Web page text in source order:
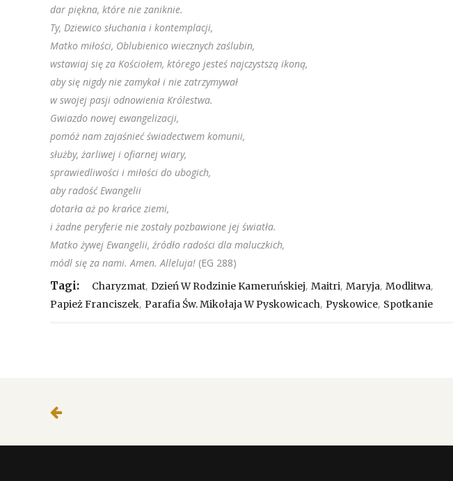
dar piękna, które nie zaniknie.
Ty, Dziewico słuchania i kontemplacji,
Matko miłości, Oblubienico wiecznych zaślubin,
wstawiaj się za Kościołem, którego jesteś najczystszą ikoną,
aby się nigdy nie zamykał i nie zatrzymywał
w swojej pasji odnowienia Królestwa.
Gwiazdo nowej ewangelizacji,
pomóż nam zajaśnieć świadectwem komunii,
służby, żarliwej i ofiarnej wiary,
sprawiedliwości i miłości do ubogich,
aby radość Ewangelii
dotarła aż po krańce ziemi,
i żadne peryferie nie zostały pozbawione jej światła.
Matko żywej Ewangelii, źródło radości dla maluczkich,
módl się za nami. Amen. Alleluja! (EG 288)
Tagi:
Charyzmat, Dzień W Rodzinie Kameruńskiej, Maitri, Maryja, Modlitwa,
Papież Franciszek, Parafia Św. Mikołaja W Pyskowicach, Pyskowice, Spotkanie